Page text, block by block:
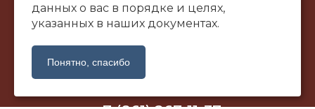
© ООО Художественная галерея «САНТАЛ», 2002-2026
г. Краснодар, ул. Коммунаров, 58
santalgallery@yandex.ru
данных о вас в порядке и целях,
указанных в наших документах.
Понятно, спасибо